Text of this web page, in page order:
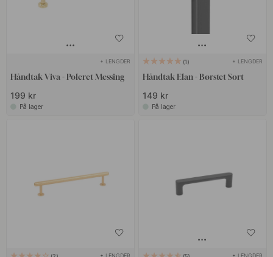
+ LENGDER
Håndtak Viva - Poleret Messing
199 kr
På lager
1 + LENGDER
Håndtak Elan - Børstet Sort
149 kr
På lager